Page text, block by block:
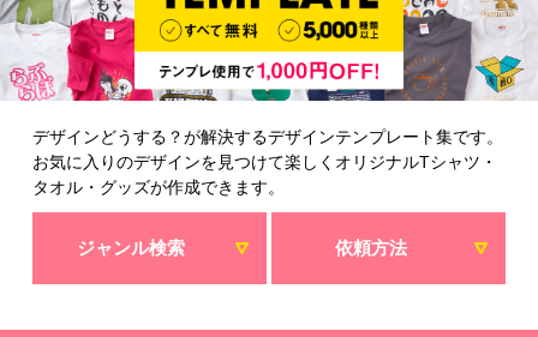
デザインどうする？が解決するデザインテンプレート集です。
お気に入りのデザインを見つけて楽しくオリジナルTシャツ・
タオル・グッズが作成できます。
ジャンル検索 依頼方法